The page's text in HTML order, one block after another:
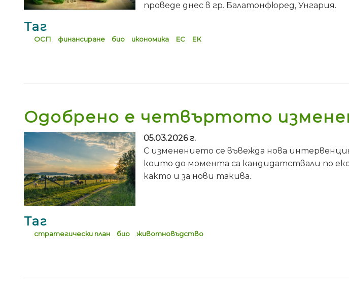
проведе днес в гр. Балатонфюред, Унгария.
Таг
ОСП финансиране био икономика ЕС ЕК
Одобрено е четвъртото
05.03.2026 г.
С изменението се въвежда нова
които до момента са кандидатствали по
както и за нови такива.
Таг
стратегически план био животновъдство